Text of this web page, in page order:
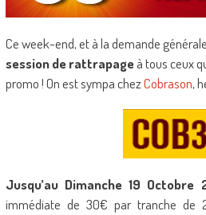
Ce week-end, et à la demande
session de rattrapageà tous ceux
promo ! On est sympa chezCobrason,
Jusqu’au Dimanche 19 Octobre
immédiate de 30€ par tranche de